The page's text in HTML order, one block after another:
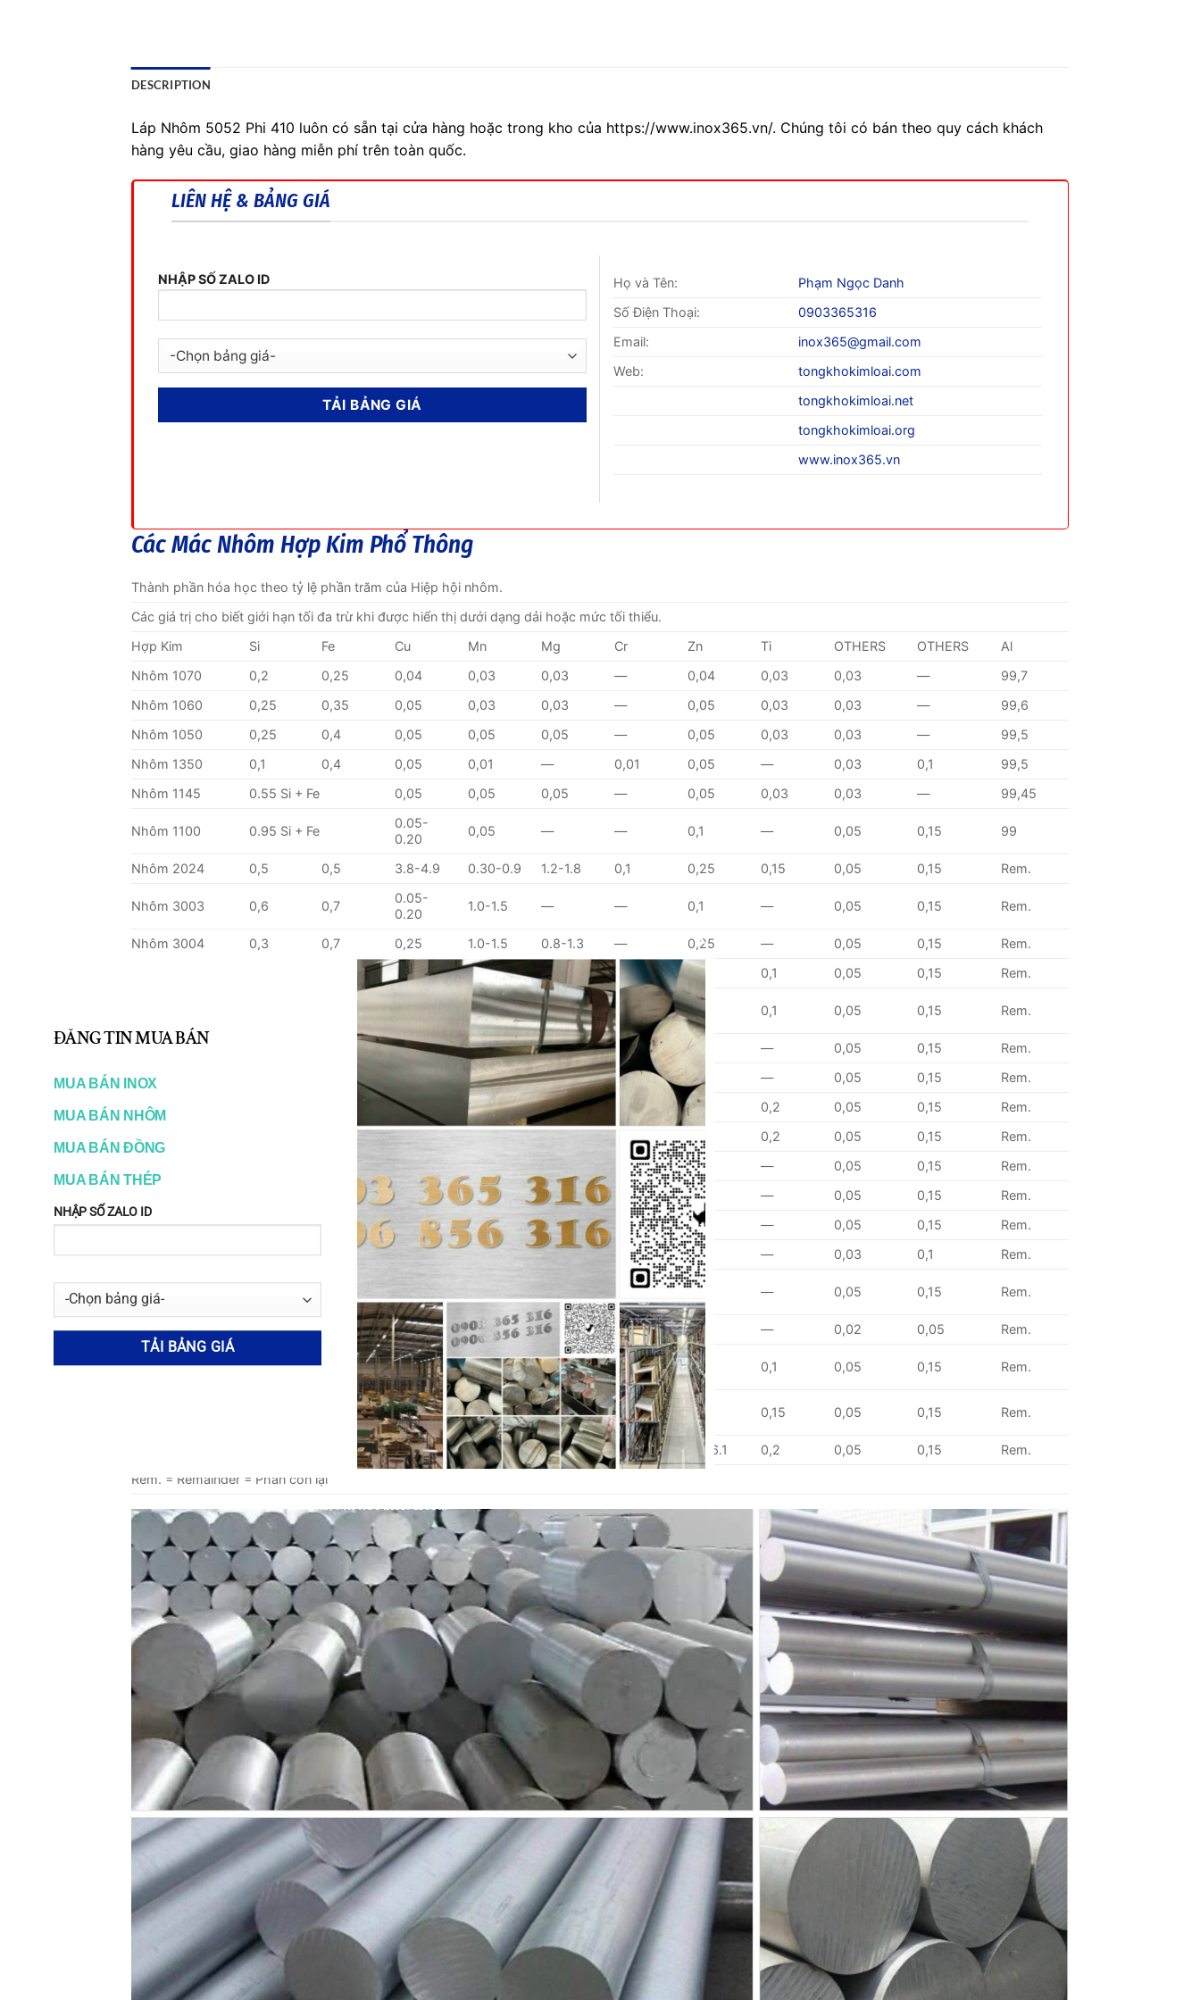
DESCRIPTION
Láp Nhôm 5052 Phi 410 luôn có sẵn tại cửa hàng hoặc trong kho của https://www.inox365.vn/. Chúng tôi có bán theo quy cách khách
hàng yêu cầu, giao hàng miễn phí trên toàn quốc.
LIÊN HỆ & BẢNG GIÁ
NHẬP SỐ ZALO ID Họ và Tên:
Phạm Ngọc Danh
Số Điện Thoại:
0903365316
Email:
inox365@gmail.com
Web:
tongkhokimloai.com
tongkhokimloai.net
tongkhokimloai.org
www.inox365.vn
Các Mác Nhôm Hợp Kim Phổ Thông
Thành phần hóa học theo tỷ lệ phần trăm của Hiệp hội nhôm.
Các giá trị cho biết giới hạn tối đa trừ khi được hiển thị dưới dạng dải hoặc mức tối thiểu.
Hợp Kim
Si Fe Cu Mn Mg Cr Zn Ti OTHERS OTHERS
Al
Nhôm 1070
0,2 0,25 0,04 0,03 0,03 — 0,04 0,03 0,03 —
99,7
Nhôm 1060
0,25 0,35 0,05 0,03 0,03 — 0,05 0,03 0,03 —
99,6
Nhôm 1050
0,25 0,4 0,05 0,05 0,05 — 0,05 0,03 0,03 —
99,5
Nhôm 1350
0,1 0,4 0,05 0,01 — 0,01 0,05 — 0,03 0,1
99,5
Nhôm 1145
0.55 Si + Fe 0,05 0,05 0,05 — 0,05 0,03 0,03 — 99,45
Nhôm 1100 0.95 Si + Fe
0.05-
0.20
0,05 — — 0,1 — 0,05 0,15 99
Nhôm 2024 0,5 0,5 3.8-4.9 0.30-0.9 1.2-1.8 0,1 0,25 0,15 0,05 0,15 Rem.
Nhôm 3003 0,6 0,7
0.05-
0.20
1.0-1.5 — — 0,1 — 0,05 0,15 Rem.
Nhôm 3004 0,3 0,7 0,25 1.0-1.5 0.8-1.3 — 0,25 — 0,05 0,15
Rem.
0,3 1.0-1.5 0.20-0.6 0,1 0,25 0,1 0,05 0,15 Rem.
0.05-
0.8-1.4 0.8-1.3 — 0,25 0,1 0,05 0,15 Rem.
Nhôm 4004 0,25 0,1 1.0-2.0 — 0,2 — 0,05 0,15
Rem.
Nhôm 4104
0,1 1.0-2.0 — 0,2 — 0,05 0,15
Rem.
Nhôm 4043
0,3 0,05 0,05 0,1 0,2 0,05 0,15
Rem.
Nhôm 4045
0,2 0,05 0,15
Rem.
0,2 0,1 0,25 — 0,05 0,15
Rem.
0,2 0,1 1.1-1.8 0,1 0,25 — 0,05 0,15
Rem.
Nhôm 5052
0,25 0,1 2.2-2.8 0.15-0.35 0,1 — 0,05 0,15
Rem.
Nhôm 5252
0,08 2.2-2.8 0,05 — 0,03 0,1 Rem.
Nhôm 5056
0.20
0.05-
0.20
0,1 — 0,05 0,15 Rem.
Nhôm 5657 0,08 0,1 0,03 0.6-1.0 — 0,05 — 0,02 0,05 Rem.
Nhôm 5182 0,2 0,15
0.20-
0.50
4.0-5.0 0,1 0,25 0,1 0,05 0,15 Rem.
0.15-0.40 0,15 0.8-1.2
0.04-
0.35
0,25 0,15 0,05 0,15 Rem.
1.2-2.0 0,3 2.1-2.9 0.18-0.28 5.1-6.1 0,2 0,05 0,15
Rem.
Rem. = Remainder = Phần còn lại